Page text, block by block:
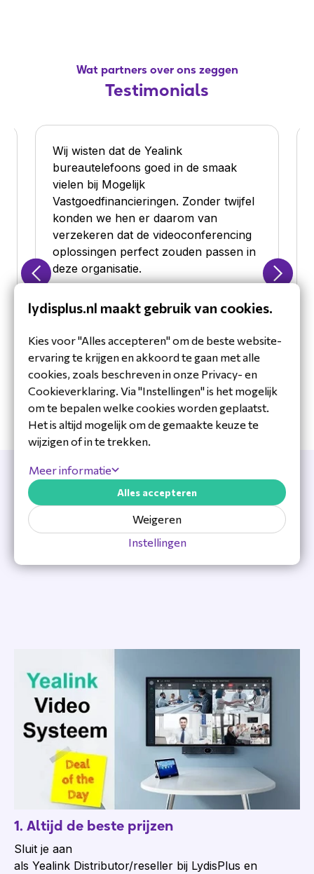
Wat partners over ons zeggen
Testimonials
Wij wisten dat de Yealink
bureautelefoons goed in de smaak
vielen bij Mogelijk
Vastgoedfinancieringen. Zonder twijfel
konden we hen er daarom van
verzekeren dat de videoconferencing
oplossingen perfect zouden passen in
deze organisatie.
- Peter, Eigenaar, PA Systems ICT
Bij LydisPlus profiteren Yealink partners
van de volgende voordelen:
1. Altijd de beste prijzen
Sluit je aan
als Yealink Distributor/reseller bij LydisPlus en
lydisplus.nl maakt gebruik van cookies.
Kies voor "Alles accepteren" om de beste website-
ervaring te krijgen en akkoord te gaan met alle
cookies, zoals beschreven in onze Privacy- en
Cookieverklaring. Via "Instellingen" is het mogelijk
om te bepalen welke cookies worden geplaatst.
Het is altijd mogelijk om de gemaakte keuze te
wijzigen of in te trekken.
Meer informatie
Instellingen
Weigeren
Alles accepteren